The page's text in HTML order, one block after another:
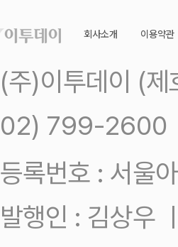
회사소개 이용약관
(주)이투데이 (
02) 799-2600
등록번호 : 서울
발행인 : 김상우